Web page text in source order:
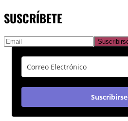
SUSCRÍBETE
Suscribirse